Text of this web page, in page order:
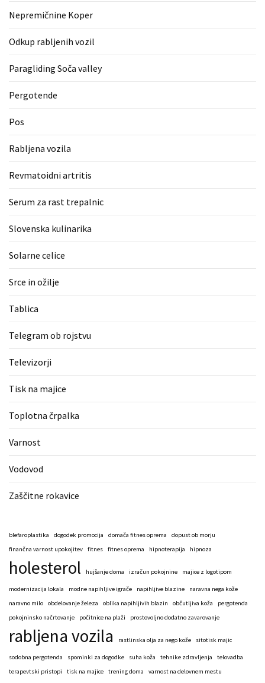
Nepremičnine Koper
Odkup rabljenih vozil
Paragliding Soča valley
Pergotende
Pos
Rabljena vozila
Revmatoidni artritis
Serum za rast trepalnic
Slovenska kulinarika
Solarne celice
Srce in ožilje
Tablica
Telegram ob rojstvu
Televizorji
Tisk na majice
Toplotna črpalka
Varnost
Vodovod
Zaščitne rokavice
blefaroplastika dogodek promocija domača fitnes oprema
dopust ob morju
finančna varnost upokojitev
fitnes fitnes oprema hipnoterapija hipnoza
holesterol hujšanje doma izračun pokojnine majice z logotipom
modernizacija lokala modne napihljive igrače napihljive blazine
naravna nega kože
naravno milo
obdelovanje železa oblika napihljivih blazin občutljiva koža
pergotenda
pokojninsko načrtovanje
počitnice na plaži prostovoljno dodatno zavarovanje
rabljena vozila rastlinska olja za nego kože sitotisk majic
sodobna pergotenda spominki za dogodke suha koža tehnike zdravljenja
telovadba
terapevtski pristopi
tisk na majice trening doma
varnost na delovnem mestu